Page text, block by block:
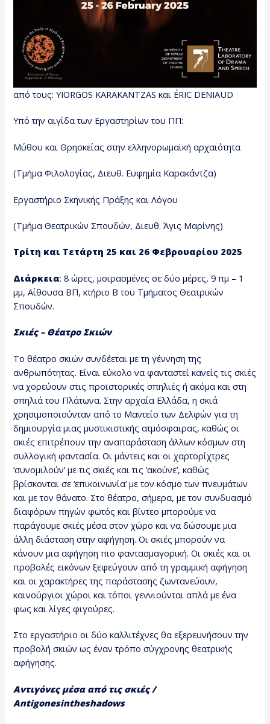
από τους: YIORGOS KARAKANTZAS και ÉRIC DENIAUD
Υπό την αιγίδα των Εργαστηρίων του ΠΠ:
Μύθου και Θρησκείας στην ελληνορωμαϊκή αρχαιότητα
(Τμήμα Φιλολογίας, Διευθ. Ευφημία Καρακάντζα)
Εργαστήριο Σκηνικής Πράξης και Λόγου
(Τμήμα Θεατρικών Σπουδών, Διευθ. Άγις Μαρίνης)
Τρίτη και Τετάρτη 25 και 26 Φεβρουαρίου 2025
Διάρκεια: 8 ώρες, μοιρασμένες σε δύο μέρες, 9 πμ – 1
μμ, Αίθουσα ΒΠ, κτήριο Β του Τμήματος Θεατρικών
Σπουδών.
Σκιές – Θέατρο Σκιών
Το θέατρο σκιών συνδέεται με τη γέννηση της
ανθρωπότητας. Είναι εύκολο να φανταστεί κανείς τις σκιές
να χορεύουν στις προϊστορικές σπηλιές ή ακόμα και στη
σπηλιά του Πλάτωνα. Στην αρχαία Ελλάδα, η σκιά
χρησιμοποιούνταν από το Μαντείο των Δελφών για τη
δημιουργία μιας μυστικιστικής ατμόσφαιρας, καθώς οι
σκιές επιτρέπουν την αναπαράσταση άλλων κόσμων στη
συλλογική φαντασία. Οι μάντεις και οι χαρτορίχτρες
‘συνομιλούν’ με τις σκιές και τις ‘ακούνε’, καθώς
βρίσκονται σε ‘επικοινωνία’ με τον κόσμο των πνευμάτων
και με τον θάνατο. Στο θέατρο, σήμερα, με τον συνδυασμό
διαφόρων πηγών φωτός και βίντεο μπορούμε να
παράγουμε σκιές μέσα στον χώρο και να δώσουμε μια
άλλη διάσταση στην αφήγηση. Οι σκιές μπορούν να
κάνουν μια αφήγηση πιο φαντασμαγορική. Οι σκιές και οι
προβολές εικόνων ξεφεύγουν από τη γραμμική αφήγηση
και οι χαρακτήρες της παράστασης ζωντανεύουν,
καινούργιοι χώροι και τόποι γεννιούνται απλά με ένα
φως και λίγες φιγούρες.
Στο εργαστήριο οι δύο καλλιτέχνες θα εξερευνήσουν την
προβολή σκιών ως έναν τρόπο σύγχρονης θεατρικής
αφήγησης.
Αντιγόνες μέσα από τις σκιές /
Antigonesintheshadows